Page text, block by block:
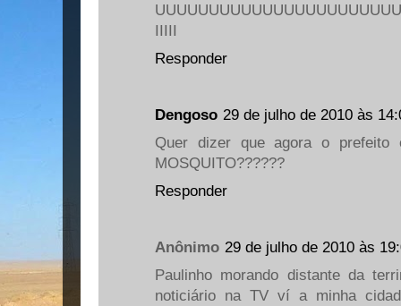
IIIII
Responder
Dengoso 29 de julho de 2010 às
Quer dizer que agora o prefeito
MOSQUITO??????
Responder
Anônimo 29 de julho de 2010 às
Paulinho morando distante da
noticiário na TV ví a minha